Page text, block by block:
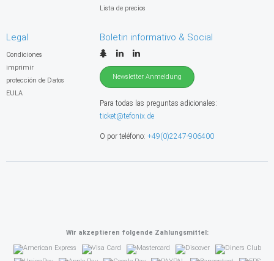
Lista de precios
Legal
Condiciones
imprimir
protección de Datos
EULA
Boletin informativo & Social
Newsletter Anmeldung
Para todas las preguntas adicionales:
ticket@tefonix.de
O por teléfono: +49(0)2247-906400
Wir akzeptieren folgende Zahlungsmittel: